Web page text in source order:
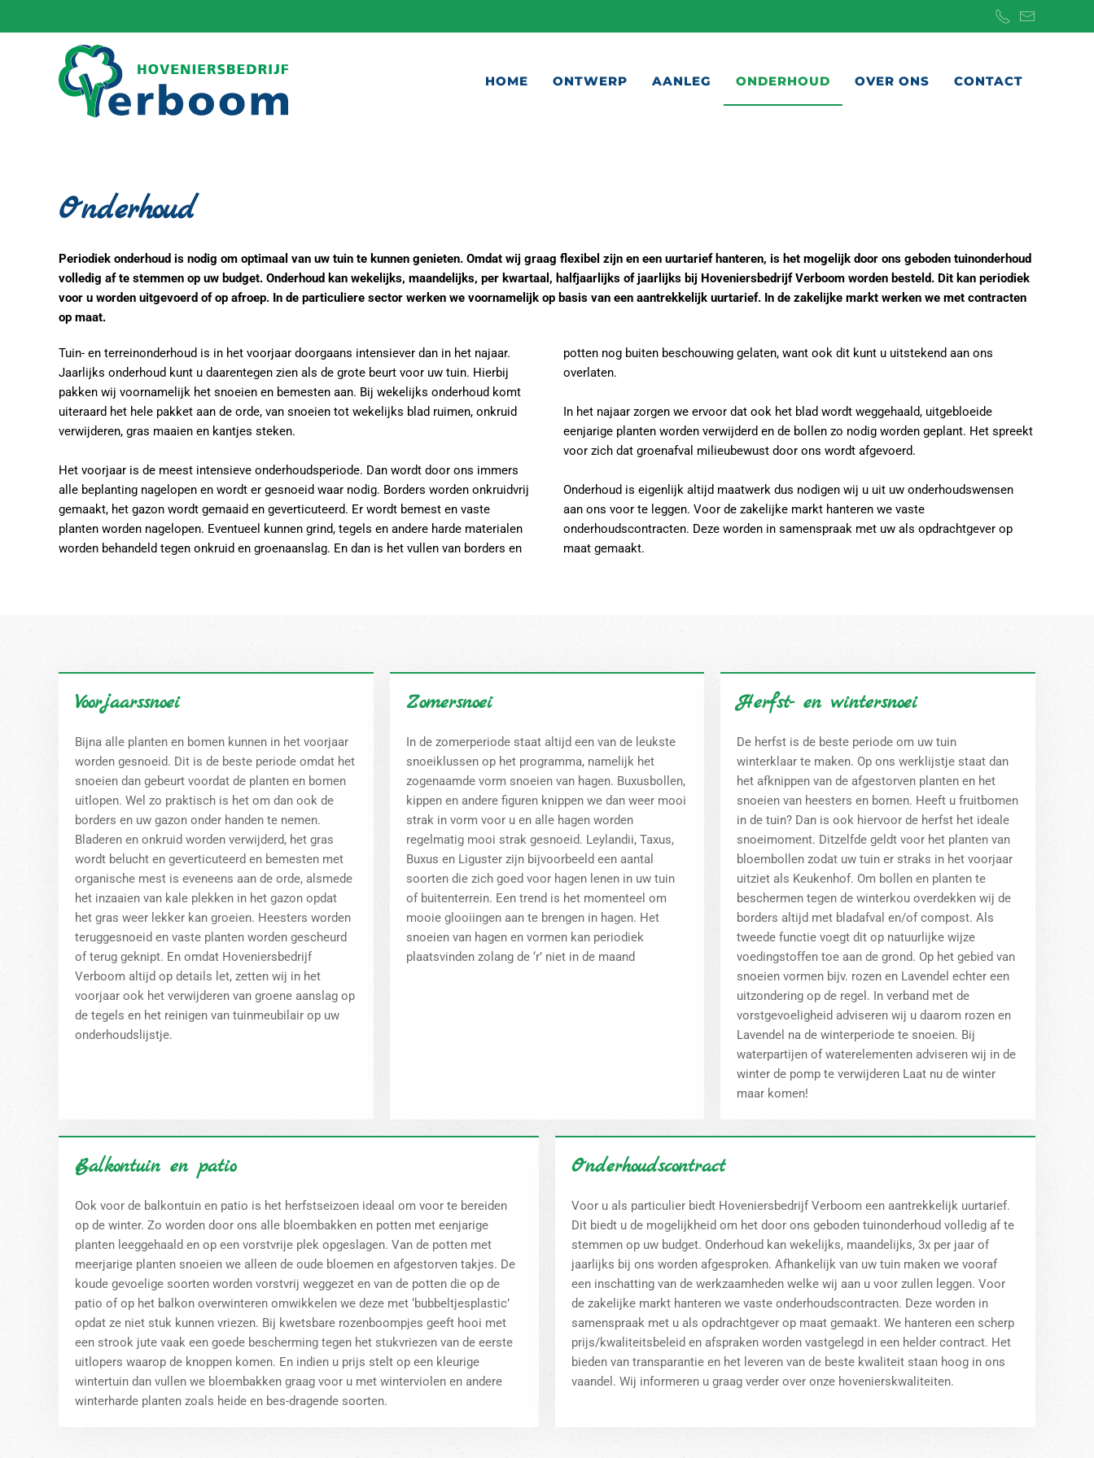
Terug naar hoofdinhoud
HOME ONTWERP AANLEG ONDERHOUD OVER ONS CONTACT
Onderhoud
Periodiek onderhoud is nodig om optimaal van uw tuin te kunnen genieten. Omdat wij graag flexibel zijn en een uurtarief hanteren, is het mogelijk door ons geboden tuinonderhoud
volledig af te stemmen op uw budget. Onderhoud kan wekelijks, maandelijks, per kwartaal, halfjaarlijks of jaarlijks bij Hoveniersbedrijf Verboom worden besteld. Dit kan periodiek
voor u worden uitgevoerd of op afroep. In de particuliere sector werken we voornamelijk op basis van een aantrekkelijk uurtarief. In de zakelijke markt werken we met contracten
op maat.
Tuin- en terreinonderhoud is in het voorjaar doorgaans intensiever dan in het najaar.
Jaarlijks onderhoud kunt u daarentegen zien als de grote beurt voor uw tuin. Hierbij
pakken wij voornamelijk het snoeien en bemesten aan. Bij wekelijks onderhoud komt
uiteraard het hele pakket aan de orde, van snoeien tot wekelijks blad ruimen, onkruid
verwijderen, gras maaien en kantjes steken.
Het voorjaar is de meest intensieve onderhoudsperiode. Dan wordt door ons immers
alle beplanting nagelopen en wordt er gesnoeid waar nodig. Borders worden onkruidvrij
gemaakt, het gazon wordt gemaaid en geverticuteerd. Er wordt bemest en vaste
planten worden nagelopen. Eventueel kunnen grind, tegels en andere harde materialen
worden behandeld tegen onkruid en groenaanslag. En dan is het vullen van borders en
potten nog buiten beschouwing gelaten, want ook dit kunt u uitstekend aan ons
overlaten.
In het najaar zorgen we ervoor dat ook het blad wordt weggehaald, uitgebloeide
eenjarige planten worden verwijderd en de bollen zo nodig worden geplant. Het spreekt
voor zich dat groenafval milieubewust door ons wordt afgevoerd.
Onderhoud is eigenlijk altijd maatwerk dus nodigen wij u uit uw onderhoudswensen
aan ons voor te leggen. Voor de zakelijke markt hanteren we vaste
onderhoudscontracten. Deze worden in samenspraak met uw als opdrachtgever op
maat gemaakt.
Voorjaarssnoei
Bijna alle planten en bomen kunnen in het voorjaar
worden gesnoeid. Dit is de beste periode omdat het
snoeien dan gebeurt voordat de planten en bomen
uitlopen. Wel zo praktisch is het om dan ook de
borders en uw gazon onder handen te nemen.
Bladeren en onkruid worden verwijderd, het gras
wordt belucht en geverticuteerd en bemesten met
organische mest is eveneens aan de orde, alsmede
het inzaaien van kale plekken in het gazon opdat
het gras weer lekker kan groeien. Heesters worden
teruggesnoeid en vaste planten worden gescheurd
of terug geknipt. En omdat Hoveniersbedrijf
Verboom altijd op details let, zetten wij in het
voorjaar ook het verwijderen van groene aanslag op
de tegels en het reinigen van tuinmeubilair op uw
onderhoudslijstje.
Zomersnoei
In de zomerperiode staat altijd een van de leukste
snoeiklussen op het programma, namelijk het
zogenaamde vorm snoeien van hagen. Buxusbollen,
kippen en andere figuren knippen we dan weer mooi
strak in vorm voor u en alle hagen worden
regelmatig mooi strak gesnoeid. Leylandii, Taxus,
Buxus en Liguster zijn bijvoorbeeld een aantal
soorten die zich goed voor hagen lenen in uw tuin
of buitenterrein. Een trend is het momenteel om
mooie glooiingen aan te brengen in hagen. Het
snoeien van hagen en vormen kan periodiek
plaatsvinden zolang de ‘r’ niet in de maand
Herfst- en wintersnoei
De herfst is de beste periode om uw tuin
winterklaar te maken. Op ons werklijstje staat dan
het afknippen van de afgestorven planten en het
snoeien van heesters en bomen. Heeft u fruitbomen
in de tuin? Dan is ook hiervoor de herfst het ideale
snoeimoment. Ditzelfde geldt voor het planten van
bloembollen zodat uw tuin er straks in het voorjaar
uitziet als Keukenhof. Om bollen en planten te
beschermen tegen de winterkou overdekken wij de
borders altijd met bladafval en/of compost. Als
tweede functie voegt dit op natuurlijke wijze
voedingstoffen toe aan de grond. Op het gebied van
snoeien vormen bijv. rozen en Lavendel echter een
uitzondering op de regel. In verband met de
vorstgevoeligheid adviseren wij u daarom rozen en
Lavendel na de winterperiode te snoeien. Bij
waterpartijen of waterelementen adviseren wij in de
winter de pomp te verwijderen Laat nu de winter
maar komen!
Balkontuin en patio
Ook voor de balkontuin en patio is het herfstseizoen ideaal om voor te bereiden
op de winter. Zo worden door ons alle bloembakken en potten met eenjarige
planten leeggehaald en op een vorstvrije plek opgeslagen. Van de potten met
meerjarige planten snoeien we alleen de oude bloemen en afgestorven takjes. De
koude gevoelige soorten worden vorstvrij weggezet en van de potten die op de
patio of op het balkon overwinteren omwikkelen we deze met ‘bubbeltjesplastic’
opdat ze niet stuk kunnen vriezen. Bij kwetsbare rozenboompjes geeft hooi met
een strook jute vaak een goede bescherming tegen het stukvriezen van de eerste
uitlopers waarop de knoppen komen. En indien u prijs stelt op een kleurige
wintertuin dan vullen we bloembakken graag voor u met winterviolen en andere
winterharde planten zoals heide en bes-dragende soorten.
Onderhoudscontract
Voor u als particulier biedt Hoveniersbedrijf Verboom een aantrekkelijk uurtarief.
Dit biedt u de mogelijkheid om het door ons geboden tuinonderhoud volledig af te
stemmen op uw budget. Onderhoud kan wekelijks, maandelijks, 3x per jaar of
jaarlijks bij ons worden afgesproken. Afhankelijk van uw tuin maken we vooraf
een inschatting van de werkzaamheden welke wij aan u voor zullen leggen. Voor
de zakelijke markt hanteren we vaste onderhoudscontracten. Deze worden in
samenspraak met u als opdrachtgever op maat gemaakt. We hanteren een scherp
prijs/kwaliteitsbeleid en afspraken worden vastgelegd in een helder contract. Het
bieden van transparantie en het leveren van de beste kwaliteit staan hoog in ons
vaandel. Wij informeren u graag verder over onze hovenierskwaliteiten.